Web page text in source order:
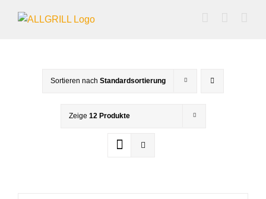
Inhalt
Sortieren nach Standardsortierung
Zeige 12 Produkte